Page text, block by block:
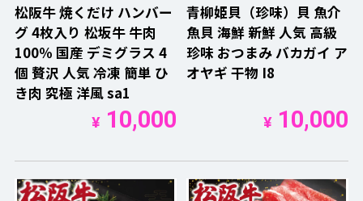
松阪牛 焼くだけ ハンバー
グ 4枚入り 松坂牛 牛肉
100％ 国産 デミグラス 4
個 贅沢 人気 冷凍 簡単 ひ
き肉 究極 洋風 sa1
¥10,000
青柳姫貝（珍味）貝 魚介
魚貝 海鮮 新鮮 人気 高級
珍味 おつまみ バカガイ ア
オヤギ 干物 I8
¥10,000